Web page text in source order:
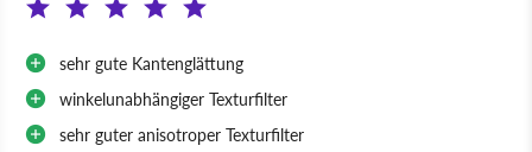
sehr gute Kantenglättung
winkelunabhängiger Texturfilter
sehr guter anisotroper Texturfilter